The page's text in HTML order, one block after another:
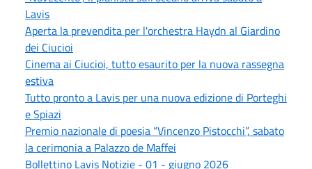
Lavis
Aperta la prevendita per l'orchestra Haydn al Giardino
dei Ciucioi
Cinema ai Ciucioi, tutto esaurito per la nuova rassegna
estiva
Tutto pronto a Lavis per una nuova edizione di Porteghi
e Spiazi
Premio nazionale di poesia “Vincenzo Pistocchi”, sabato
la cerimonia a Palazzo de Maffei
Bollettino Lavis Notizie - 01 - giugno 2026